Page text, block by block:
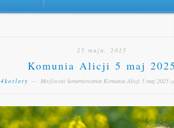
25 maja, 2025
Komunia Alicji 5 maj
4kotlety — Możliwość komentowania Komunia Alicji 5 maj 2025